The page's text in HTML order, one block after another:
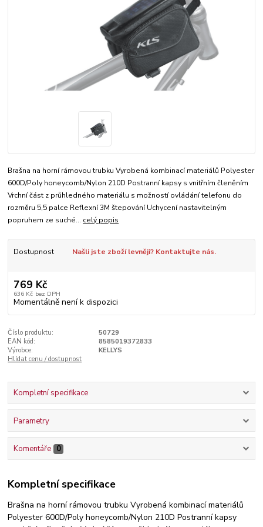
Brašna na horní rámovou trubku Vyrobená kombinací materiálů Polyester
600D/Poly honeycomb/Nylon 210D Postranní kapsy s vnitřním členěním
Vrchní část z průhledného materiálu s možností ovládání telefonu do
rozměru 5,5 palce Reflexní 3M štepování Uchycení nastavitelným
popruhem ze suché... celý popis
Dostupnost Našli jste zboží levněji? Kontaktujte nás.
769 Kč
636 Kč bez DPH
Momentálně není k dispozici
Číslo produktu:
50729
EAN kód:
8585019372833
Výrobce:
KELLYS
Hlídat cenu / dostupnost
Kompletní specifikace
Parametry
Komentáře 0
Kompletní specifikace
Brašna na horní rámovou trubku Vyrobená kombinací materiálů
Polyester 600D/Poly honeycomb/Nylon 210D Postranní kapsy